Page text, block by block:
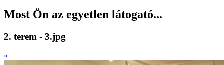
Most Ön az egyetlen látogató...
2. terem - 3.jpg
«